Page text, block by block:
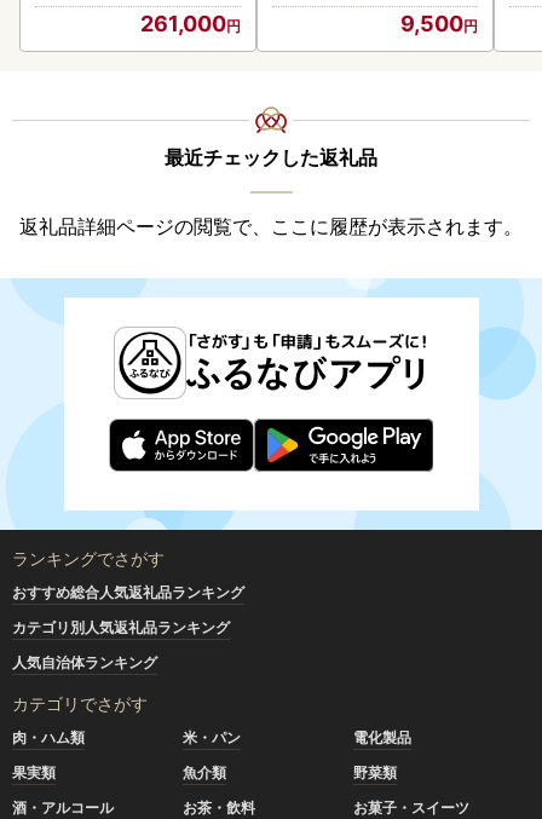
261,000 9,500
最近チェックした返礼品
返礼品詳細ページの閲覧で、ここに履歴が表示されます。
ランキングでさがす
おすすめ総合人気返礼品ランキング
カテゴリ別人気返礼品ランキング
人気自治体ランキング
カテゴリでさがす
肉・ハム類 米・パン
電化製品
果実類
魚介類
野菜類
酒・アルコール
お茶・飲料
お菓子・スイーツ